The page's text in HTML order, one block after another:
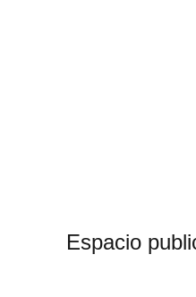
Espacio